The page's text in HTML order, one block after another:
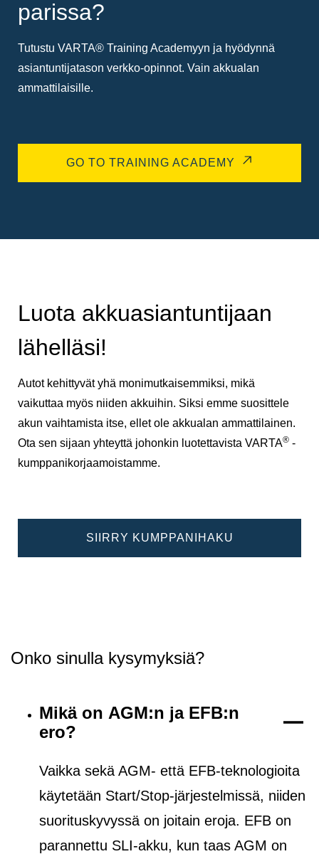
parissa?
Tutustu VARTA® Training Academyyn ja hyödynnä
asiantuntijatason verkko-opinnot. Vain akkualan
ammattilaisille.
GO TO TRAINING ACADEMY
Luota akkuasiantuntijaan
lähelläsi!
Autot kehittyvät yhä monimutkaisemmiksi, mikä
vaikuttaa myös niiden akkuihin. Siksi emme suosittele
akun vaihtamista itse, ellet ole akkualan ammattilainen.
Ota sen sijaan yhteyttä johonkin luotettavista VARTA® -
kumppanikorjaamoistamme.
SIIRRY KUMPPANIHAKU
Onko sinulla kysymyksiä?
Mikä on AGM:n ja EFB:n
ero?
Vaikka sekä AGM- että EFB-teknologioita
käytetään Start/Stop-järjestelmissä, niiden
suorituskyvyssä on joitain eroja. EFB on
parannettu SLI-akku, kun taas AGM on